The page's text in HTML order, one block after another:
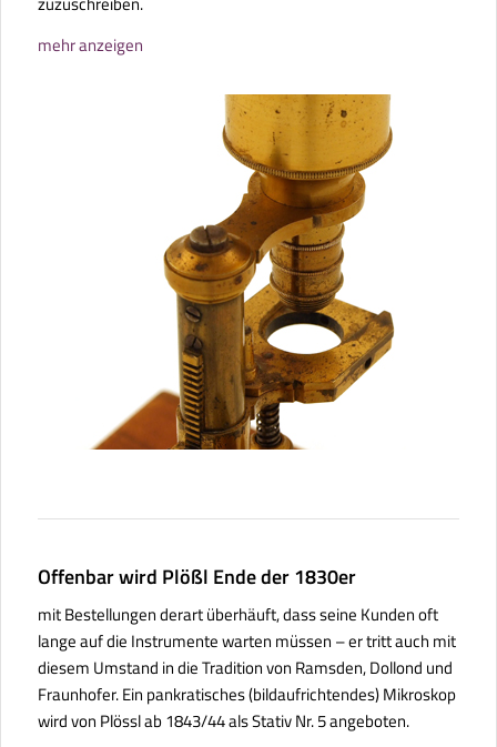
mehr anzeigen
Offenbar wird Plößl Ende der 1830er
mit Bestellungen derart überhäuft, dass seine Kunden oft
lange auf die Instrumente warten müssen – er tritt auch mit
diesem Umstand in die Tradition von Ramsden, Dollond und
Fraunhofer. Ein pankratisches (bildaufrichtendes) Mikroskop
wird von Plössl ab 1843/44 als Stativ Nr. 5 angeboten.